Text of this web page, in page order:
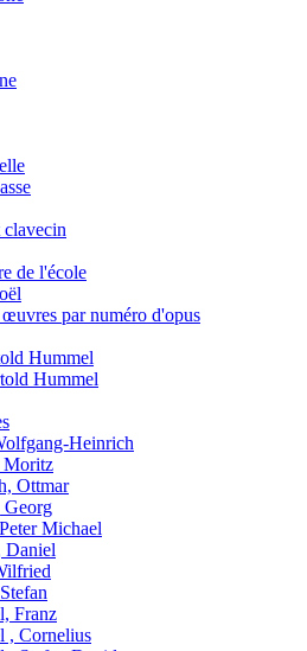
clavecin
de l'école
par numéro d'opus
Hummel
Hummel
Heinrich
Moritz
Ottmar
Georg
Michael
Daniel
Franz
, Cornelius